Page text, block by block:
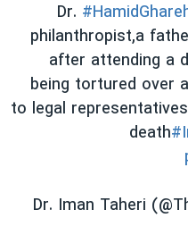
Dr.
philanthropist,a
after attending a
being tortured over
to legal
death